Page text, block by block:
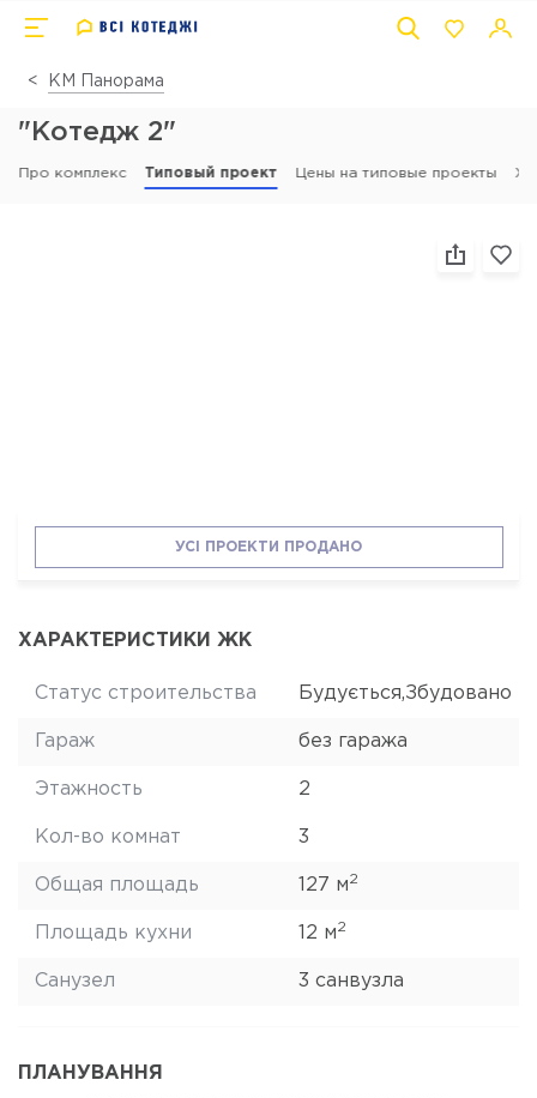
КМ Панорама
"Котедж 2"
Про комплекс Типовый проект Цены на типовые проекты
УСІ ПРОЕКТИ ПРОДАНО
ХАРАКТЕРИСТИКИ ЖК
Статус строительства Будується,Збудовано
Гараж без гаража
Этажность 2
Кол-во комнат 3
Общая площадь 127 м2
Площадь кухни 12 м2
Санузел 3 санвузла
ПЛАНУВАННЯ